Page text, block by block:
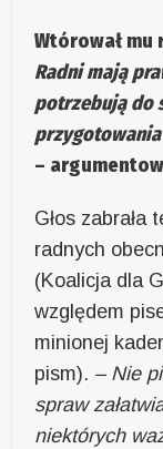
Wtórował mu
Radni mają
potrzebują do
–
Głos zabrała
radnych
(Koalicja dla
względem
minionej
pism). – Nie
spraw
niektórych